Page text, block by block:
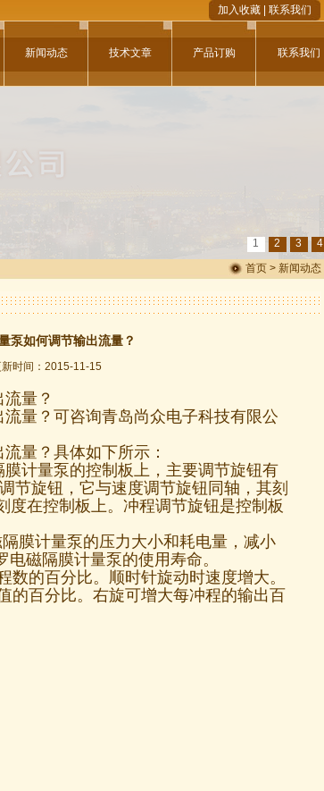
加入收藏 联系我们
新闻动态 技术文章 产品订购 联系我们
1 2 3 4
首页 > 新闻动态
泵如何调节输出流量？
时间：2015-11-15
量？
量？可咨询青岛尚众电子科技有限公
量？具体如下所示：
计量泵的控制板上，主要调节旋钮有
节旋钮，它与速度调节旋钮同轴，其刻
度在控制板上。冲程调节旋钮是控制板
膜计量泵的压力大小和耗电量，减小
磁隔膜计量泵的使用寿命。
的百分比。顺时针旋动时速度增大。
的百分比。右旋可增大每冲程的输出百